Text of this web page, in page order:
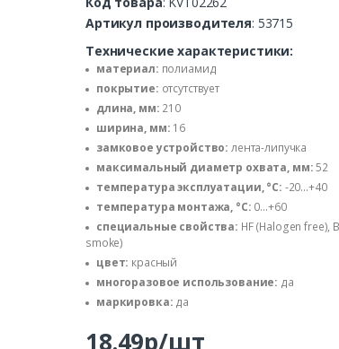
Артикул производителя: 53715
Технические характеристики:
материал: полиамид
покрытие: отсутствует
длина, мм: 210
ширина, мм: 16
замковое устройство: лента-липучка
максимальный диаметр охвата, мм:52
температура эксплуатации, °C: -20...+40
температура монтажа, °C: 0...+60
специальные свойства: HF (Halogen free),
smoke)
цвет: красный
многоразовое использование: да
маркировка: да
18.49р/шт